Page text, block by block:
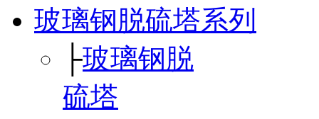
玻璃钢脱硫塔系列
├玻璃钢脱
硫塔